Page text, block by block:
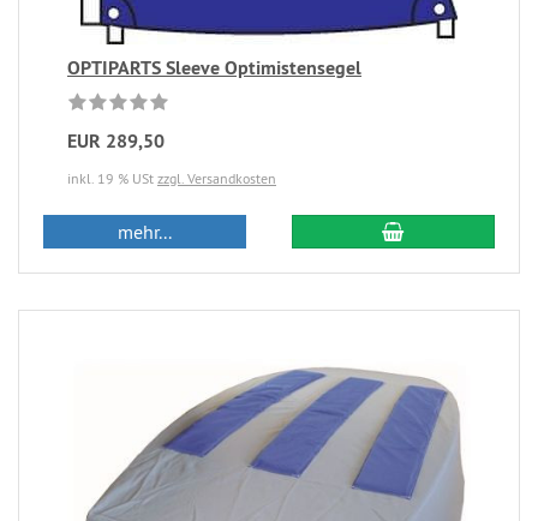
OPTIPARTS Sleeve Optimistensegel
EUR 289,50
inkl. 19 % USt zzgl. Versandkosten
mehr...